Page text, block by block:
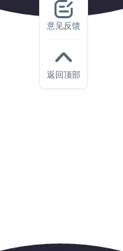
意见反馈
返回顶部